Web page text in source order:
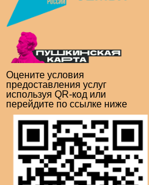
Оцените условия
предоставления услуг
используя QR-код или
перейдите по ссылке ниже